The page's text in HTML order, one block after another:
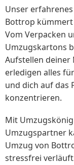
Unser
Bottrop kümmert
Vom Verpacken
Umzugskartons
Aufstellen deiner
erledigen alles
und dich auf das
konzentrieren.
Mit
Umzugspartner
Umzug von
stressfrei